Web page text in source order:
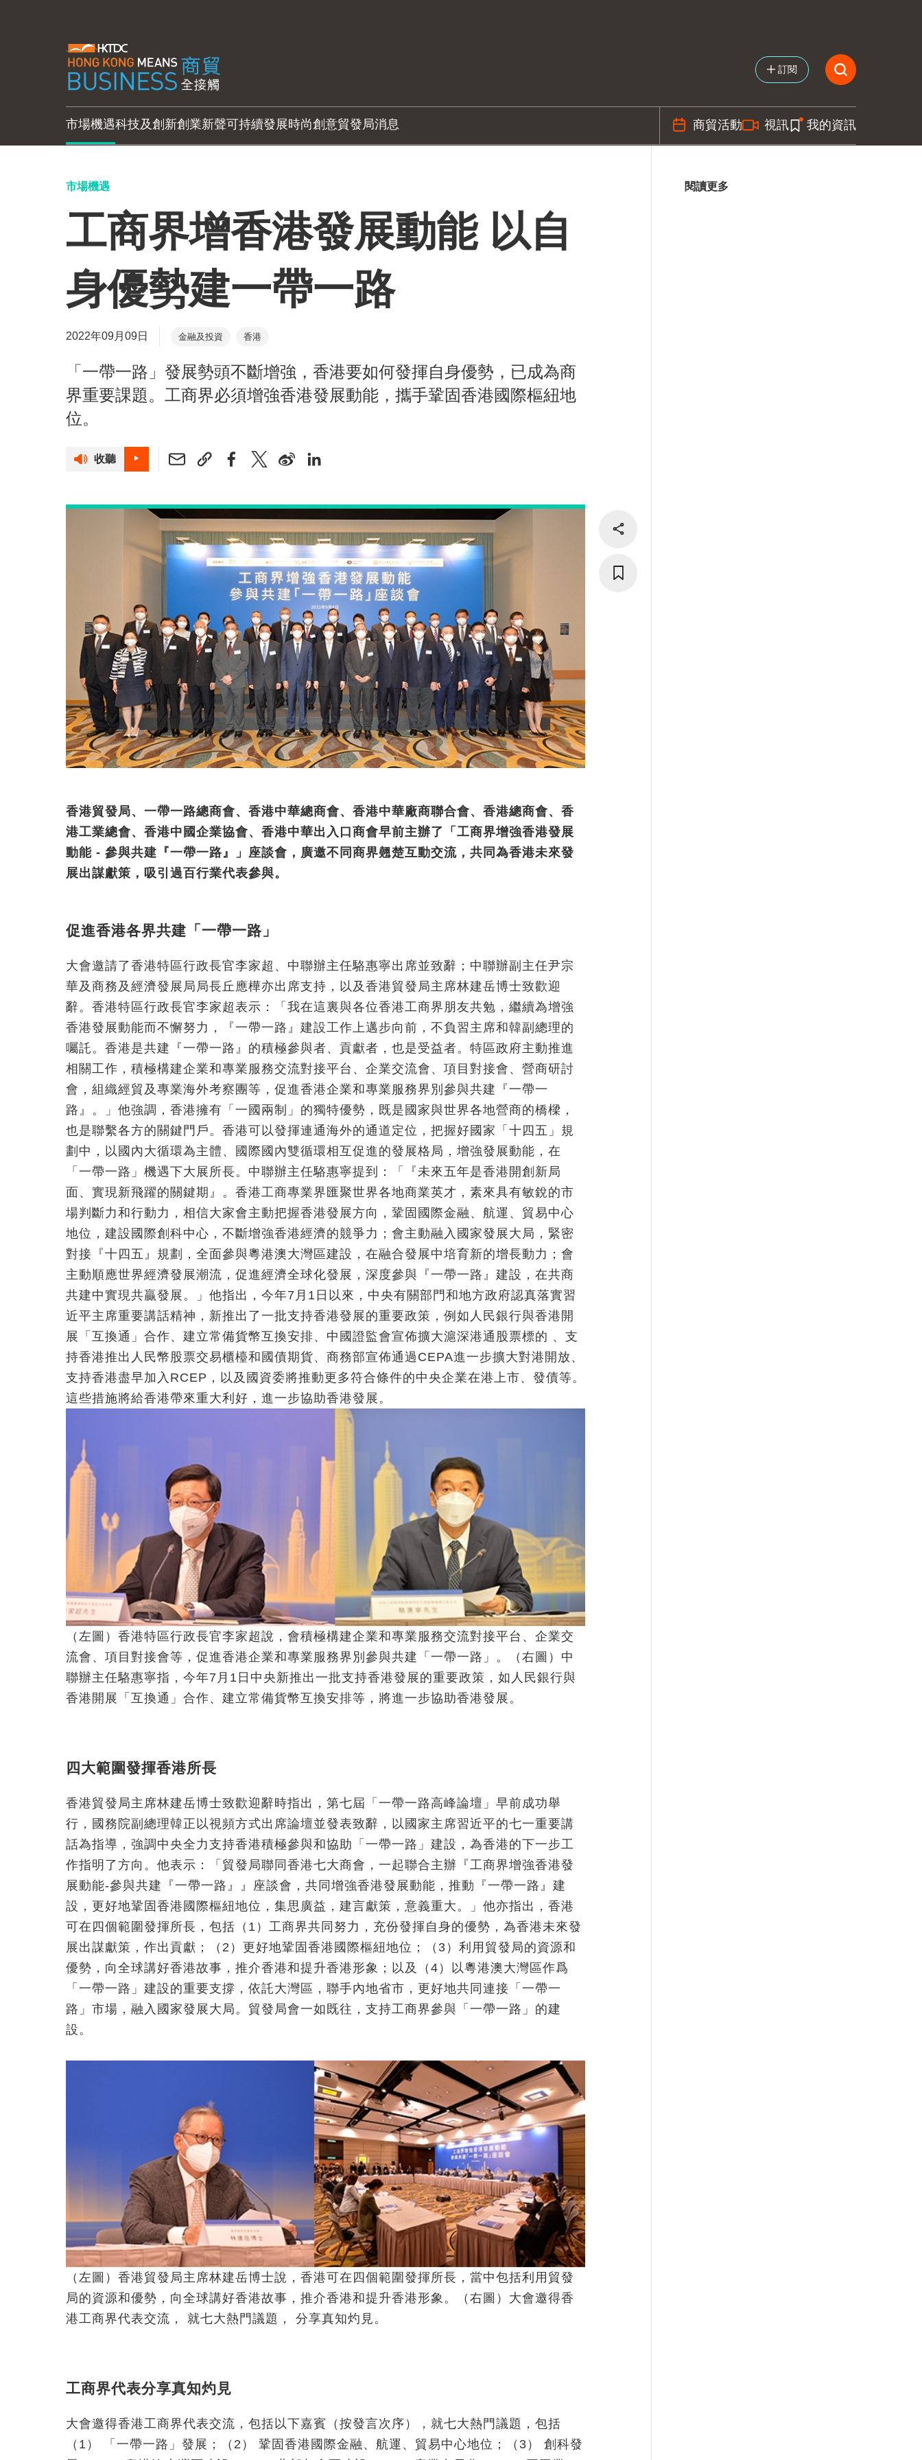
訂閱
市場機遇科技及創新創業新聲可持續發展時尚創意貿發局消息 商貿活動 視訊 我的資訊
市場機遇
工商界增香港發展動能 以自
身優勢建一帶一路
2022年09月09日 金融及投資 香港
「一帶一路」發展勢頭不斷增強，香港要如何發揮自身優勢，已成為商
界重要課題。工商界必須增強香港發展動能，攜手鞏固香港國際樞紐地
位。
收聽
香港貿發局、一帶一路總商會、香港中華總商會、香港中華廠商聯合會、香港總商會、香
港工業總會、香港中國企業協會、香港中華出入口商會早前主辦了「工商界增強香港發展
動能 - 參與共建『一帶一路』」座談會，廣邀不同商界翹楚互動交流，共同為香港未來發
展出謀獻策，吸引過百行業代表參與。
促進香港各界共建「一帶一路」
大會邀請了香港特區行政長官李家超、中聯辦主任駱惠寧出席並致辭；中聯辦副主任尹宗
華及商務及經濟發展局局長丘應樺亦出席支持，以及香港貿發局主席林建岳博士致歡迎
辭。香港特區行政長官李家超表示：「我在這裏與各位香港工商界朋友共勉，繼續為增強
香港發展動能而不懈努力，『一帶一路』建設工作上邁步向前，不負習主席和韓副總理的
囑託。香港是共建『一帶一路』的積極參與者、貢獻者，也是受益者。特區政府主動推進
相關工作，積極構建企業和專業服務交流對接平台、企業交流會、項目對接會、營商研討
會，組織經貿及專業海外考察團等，促進香港企業和專業服務界別參與共建『一帶一
路』。」他強調，香港擁有「一國兩制」的獨特優勢，既是國家與世界各地營商的橋樑，
也是聯繫各方的關鍵門戶。香港可以發揮連通海外的通道定位，把握好國家「十四五」規
劃中，以國內大循環為主體、國際國內雙循環相互促進的發展格局，增強發展動能，在
「一帶一路」機遇下大展所長。中聯辦主任駱惠寧提到：「『未來五年是香港開創新局
面、實現新飛躍的關鍵期』。香港工商專業界匯聚世界各地商業英才，素來具有敏銳的市
場判斷力和行動力，相信大家會主動把握香港發展方向，鞏固國際金融、航運、貿易中心
地位，建設國際創科中心，不斷增強香港經濟的競爭力；會主動融入國家發展大局，緊密
對接『十四五』規劃，全面參與粵港澳大灣區建設，在融合發展中培育新的增長動力；會
主動順應世界經濟發展潮流，促進經濟全球化發展，深度參與『一帶一路』建設，在共商
共建中實現共贏發展。」他指出，今年7月1日以來，中央有關部門和地方政府認真落實習
近平主席重要講話精神，新推出了一批支持香港發展的重要政策，例如人民銀行與香港開
展「互換通」合作、建立常備貨幣互換安排、中國證監會宣佈擴大滬深港通股票標的 、支
持香港推出人民幣股票交易櫃檯和國債期貨、商務部宣佈通過CEPA進一步擴大對港開放、
支持香港盡早加入RCEP，以及國資委將推動更多符合條件的中央企業在港上市、發債等。
這些措施將給香港帶來重大利好，進一步協助香港發展。
（左圖）香港特區行政長官李家超說，會積極構建企業和專業服務交流對接平台、企業交
流會、項目對接會等，促進香港企業和專業服務界別參與共建「一帶一路」。（右圖）中
聯辦主任駱惠寧指，今年7月1日中央新推出一批支持香港發展的重要政策，如人民銀行與
香港開展「互換通」合作、建立常備貨幣互換安排等，將進一步協助香港發展。
四大範圍發揮香港所長
香港貿發局主席林建岳博士致歡迎辭時指出，第七屆「一帶一路高峰論壇」早前成功舉
行，國務院副總理韓正以視頻方式出席論壇並發表致辭，以國家主席習近平的七一重要講
話為指導，強調中央全力支持香港積極參與和協助「一帶一路」建設，為香港的下一步工
作指明了方向。他表示：「貿發局聯同香港七大商會，一起聯合主辦『工商界增強香港發
展動能-參與共建『一帶一路』』座談會，共同增強香港發展動能，推動『一帶一路』建
設，更好地鞏固香港國際樞紐地位，集思廣益，建言獻策，意義重大。」他亦指出，香港
可在四個範圍發揮所長，包括（1）工商界共同努力，充份發揮自身的優勢，為香港未來發
展出謀獻策，作出貢獻；（2）更好地鞏固香港國際樞紐地位；（3）利用貿發局的資源和
優勢，向全球講好香港故事，推介香港和提升香港形象；以及（4）以粵港澳大灣區作爲
「一帶一路」建設的重要支撐，依託大灣區，聯手內地省市，更好地共同連接「一帶一
路」市場，融入國家發展大局。貿發局會一如既往，支持工商界參與「一帶一路」的建
設。
（左圖）香港貿發局主席林建岳博士說，香港可在四個範圍發揮所長，當中包括利用貿發
局的資源和優勢，向全球講好香港故事，推介香港和提升香港形象。（右圖）大會邀得香
港工商界代表交流， 就七大熱門議題， 分享真知灼見。
工商界代表分享真知灼見
大會邀得香港工商界代表交流，包括以下嘉賓（按發言次序），就七大熱門議題，包括
（1） 「一帶一路」發展；（2） 鞏固香港國際金融、航運、貿易中心地位；（3） 創科發
閱讀更多